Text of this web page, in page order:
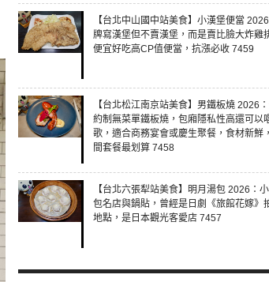
【台北中山國中站美食】小漢堡便當
牌寫漢堡但不賣漢堡，而是賣比臉大炸雞
便宜好吃高CP值便當，抗漲必收 7459
【台北松江南京站美食】男鐵板燒 2026
約制無菜單鐵板燒，包廂隱私性高還可以
歌，適合商務宴會或慶生聚餐，食材新鮮
間套餐最划算 7458
【台北六張犁站美食】明月湯包 2026：
包名店與鍋貼，曾經是日劇《旅館花嫁》
地點，是日本觀光客愛店 7457